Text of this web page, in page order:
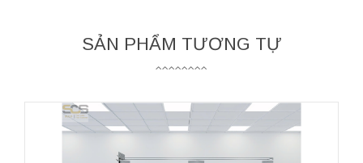
SẢN PHẨM TƯƠNG TỰ